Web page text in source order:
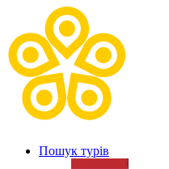
Пошук турів